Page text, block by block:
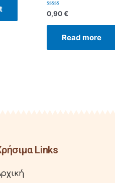
Rated
0
out
0,90€
Read more
Links